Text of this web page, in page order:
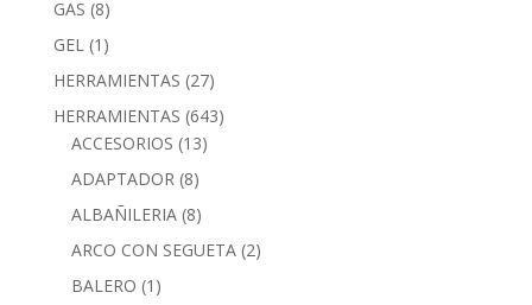
GAS (8)
GEL (1)
HERRAMIENTAS (27)
HERRAMIENTAS (643)
ACCESORIOS (13)
ADAPTADOR (8)
ALBAÑILERIA (8)
ARCO CON SEGUETA (2)
BALERO (1)